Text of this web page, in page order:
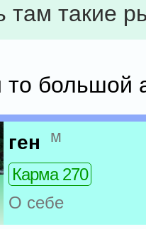
там такие
то большой
ген м
Карма 270
О себе